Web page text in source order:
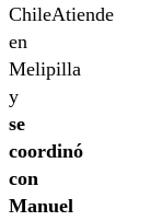
ChileAtiende
en
Melipilla
y
se
coordinó
con
Manuel